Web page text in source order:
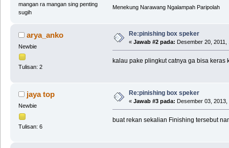
mangan ra mangan sing penting
sugih
Menekung Narawang Ngalampah Paripolah
arya_anko
Newbie
Tulisan: 2
Re:pinishing box speker
« Jawab #2 pada: Desember 20, 2011,
kalau pake plingkut catnya ga bisa
jaya top
Newbie
Tulisan: 6
Re:pinishing box speker
« Jawab #3 pada: Desember 03,
buat rekan sekalian Finishing tersebut